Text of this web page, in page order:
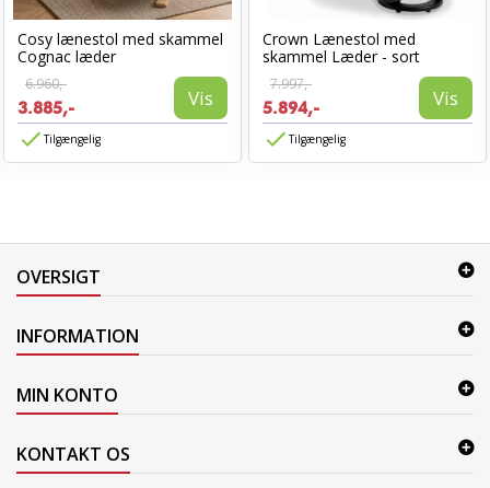
Cosy lænestol med skammel
Cognac læder
6.960,-
3.885,- Vis
Tilgængelig
Crown Lænestol med
skammel Læder - sort
7.997,-
5.894,- Vis
Tilgængelig
OVERSIGT
INFORMATION
MIN KONTO
KONTAKT OS